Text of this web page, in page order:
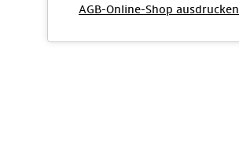
AGB-Online-Shop ausdrucken